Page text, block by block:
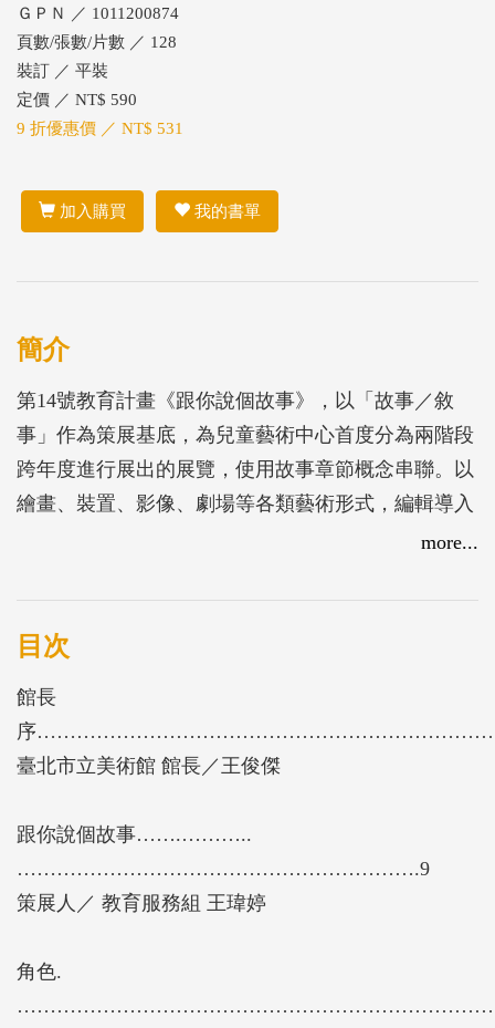
ＧＰＮ ／ 1011200874
頁數/張數/片數 ／ 128
裝訂 ／ 平裝
定價 ／ NT$ 590
9 折優惠價 ／ NT$ 531
加入購買 我的書單
簡介
第14號教育計畫《跟你說個故事》，以「故事／敘
事」作為策展基底，為兒童藝術中心首度分為兩階段
跨年度進行展出的展覽，使用故事章節概念串聯。以
繪畫、裝置、影像、劇場等各類藝術形式，編輯導入
個人經驗，參觀者可自行選擇觀看作品的起點，透過
的想像力，進而換位思考多元面向之可能。希冀透過
多樣作品之引導、啟發，學習不同思考之路徑，呈現
視覺賞析，擴大到身體及感知層面的參與，成為主動
發掘世界的探索者，並且累積視覺識讀和概念思辨能
力 。期許《跟你說個故事》中的每一個發現，都能
more...
目次
館長
序
臺北市立美術館 館長／王俊傑
跟你說個故事…….………..
…………………………………………………….9
策展人／ 教育服務組 王瑋婷
角色.